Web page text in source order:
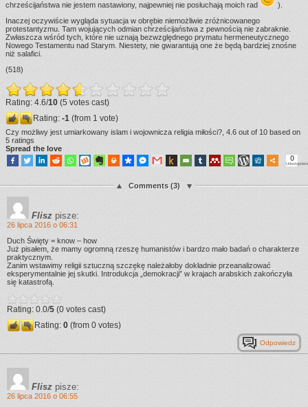
chrześcijaństwa nie jestem nastawiony, najpewniej nie posłuchają moich rad
).
Inaczej oczywiście wygląda sytuacja w obrębie niemożliwie zróżnicowanego
protestantyzmu. Tam wojujących odmian chrześcijaństwa z pewnością nie zabraknie.
Zwłaszcza wśród tych, które nie uznają bezwzględnego prymatu hermeneutycznego
Nowego Testamentu nad Starym. Niestety, nie gwarantują one że będą bardziej znośne
niż salafici.
(518)
Rating: 4.6/10 (5 votes cast)
Rating: -1 (from 1 vote)
Czy możliwy jest umiarkowany islam i wojownicza religia miłości? 4.6 out of 10 based on
5 ratings
Spread the love
0
Comments (3)
Flisz pisze:
26 lipca 2016 o 06:31
Duch Święty = know – how
Już pisałem, że mamy ogromną rzeszę humanistów i bardzo mało badań o charakterze
praktycznym.
Zanim wstawimy religii sztuczną szczękę należałoby dokładnie przeanalizować
eksperymentalnie jej skutki. Introdukcja „demokracji” w krajach arabskich zakończyła
się katastrofą.
Rating: 0.0/5 (0 votes cast)
Rating: 0 (from 0 votes)
Odpowiedz
Flisz pisze:
26 lipca 2016 o 06:55